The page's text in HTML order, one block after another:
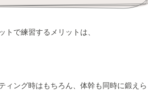
で練習するメリットは、
ング時はもちろん、体幹も同時に鍛えら